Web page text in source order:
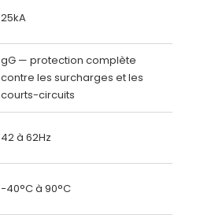
25kA
gG — protection complète
contre les surcharges et les
courts-circuits
42 à 62Hz
−40°C à 90°C